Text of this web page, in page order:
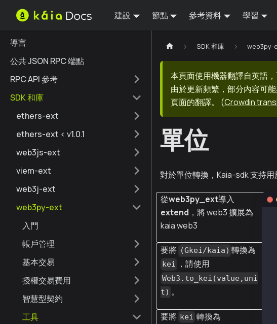
建設 節點 參考資料 學習
導言
公共 JSON RPC 端點
RPC API 參考
SDK 和庫
ethers-ext
ethers-ext < v1.0.1
web3js-ext
viem-ext
web3j-ext
web3py-ext
入門
帳戶管理
基本交易
授權交易費用
智慧型契約
工具
SDK 和庫 web3py-
本頁面使用機器翻譯自英語
由於更新頻繁，部分內容可
頁面的翻譯。
(Crowdin
單位
對於單位轉換，Kaia-sdk 支持用
從web3py_ext導入
extend ，將 web3 擴展為
kaia web3
要將 (Gkei/kaia) 轉換為
kei ，請使用
Web3.to_kei(value,uni
t) 。
要將 kei 轉換為